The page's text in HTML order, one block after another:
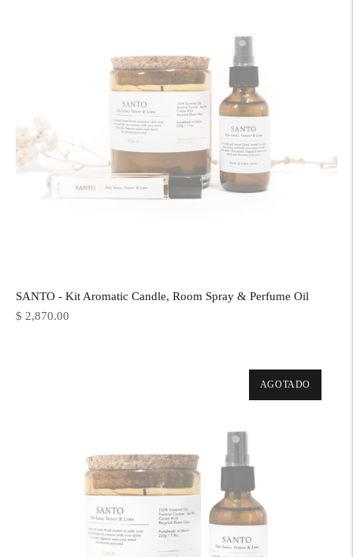
SANTO - Kit Aromatic Candle, Room Spray & Perfume Oil
Precio
$ 2,870.00
AGOTADO